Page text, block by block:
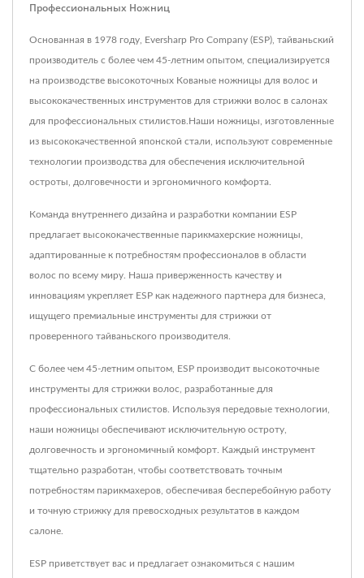
Профессиональных Ножниц
Основанная в 1978 году, Eversharp Pro Company (ESP), тайваньский
производитель с более чем 45-летним опытом, специализируется
на производстве высокоточных Кованые ножницы для волос и
высококачественных инструментов для стрижки волос в салонах
для профессиональных стилистов.Наши ножницы, изготовленные
из высококачественной японской стали, используют современные
технологии производства для обеспечения исключительной
остроты, долговечности и эргономичного комфорта.
Команда внутреннего дизайна и разработки компании ESP
предлагает высококачественные парикмахерские ножницы,
адаптированные к потребностям профессионалов в области
волос по всему миру. Наша приверженность качеству и
инновациям укрепляет ESP как надежного партнера для бизнеса,
ищущего премиальные инструменты для стрижки от
проверенного тайваньского производителя.
С более чем 45-летним опытом, ESP производит высокоточные
инструменты для стрижки волос, разработанные для
профессиональных стилистов. Используя передовые технологии,
наши ножницы обеспечивают исключительную остроту,
долговечность и эргономичный комфорт. Каждый инструмент
тщательно разработан, чтобы соответствовать точным
потребностям парикмахеров, обеспечивая бесперебойную работу
и точную стрижку для превосходных результатов в каждом
салоне.
ESP приветствует вас и предлагает ознакомиться с нашим